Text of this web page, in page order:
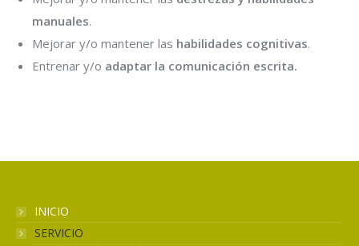
manuales.
Mejorar y/o mantener las habilidades cognitivas.
Entrenar y/o adaptar la comunicación escrita.
INICIO
SERVICIO